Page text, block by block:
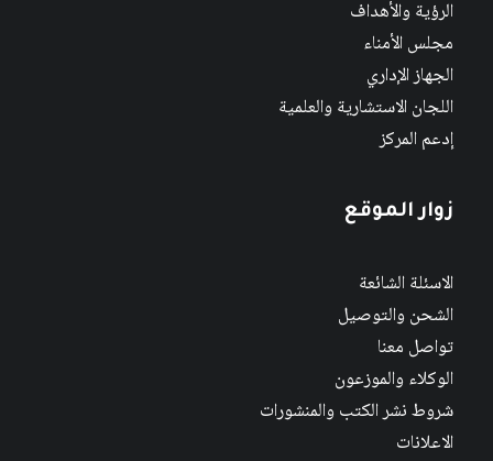
الرؤية والأهداف
مجلس الأمناء
الجهاز الإداري
اللجان الاستشارية والعلمية
إدعم المركز
زوار الموقع
الاسئلة الشائعة
الشحن والتوصيل
تواصل معنا
الوكلاء والموزعون
شروط نشر الكتب والمنشورات
الاعلانات